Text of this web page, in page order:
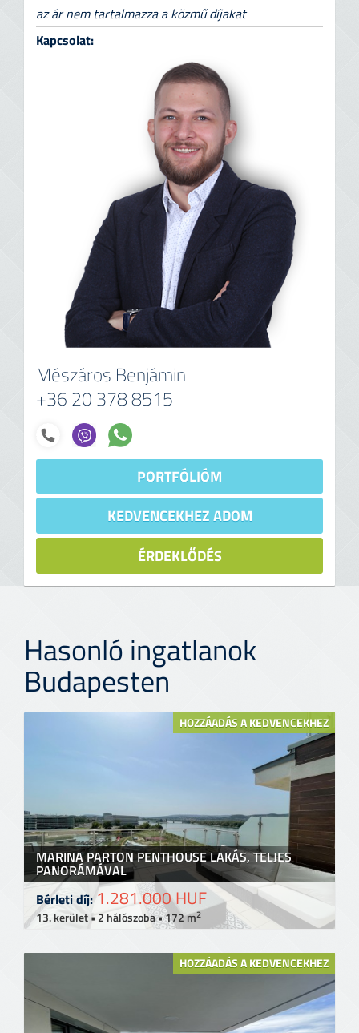
az ár nem tartalmazza a közmű díjakat
Kapcsolat:
Mészáros Benjámin
+36 20 378 8515
PORTFÓLIÓM
KEDVENCEKHEZ ADOM
ÉRDEKLŐDÉS
Hasonló ingatlanok
Budapesten
HOZZÁADÁS A KEDVENCEKHEZ
MARINA PARTON PENTHOUSE LAKÁS, TELJES
PANORÁMÁVAL
Bérleti díj:1.281.000 HUF
13. kerület • 2 hálószoba • 172 m2
HOZZÁADÁS A KEDVENCEKHEZ